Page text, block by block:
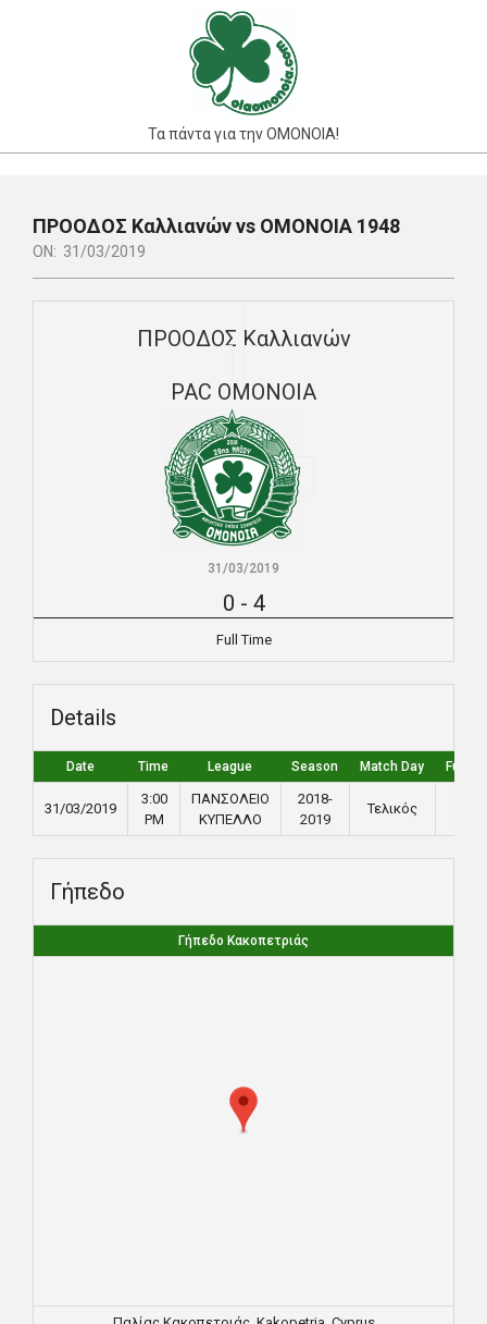
Τα πάντα για την ΟΜΟΝΟΙΑ!
Navigation
Menu
ΠΡΟΟΔΟΣ Καλλιανών vs ΟΜΟΝΟΙΑ 1948
ON: 31/03/2019
ΠΡΟΟΔΟΣ Καλλιανών
PAC ΟΜΟΝΟΙΑ
31/03/2019
0 - 4
Full Time
Details
Date Time League Season Match Day Full
31/03/2019
3:00
PM
ΠΑΝΣΟΛΕΙΟ
ΚΥΠΕΛΛΟ
2018-
2019
Τελικός
Γήπεδο
Γήπεδο Κακοπετριάς